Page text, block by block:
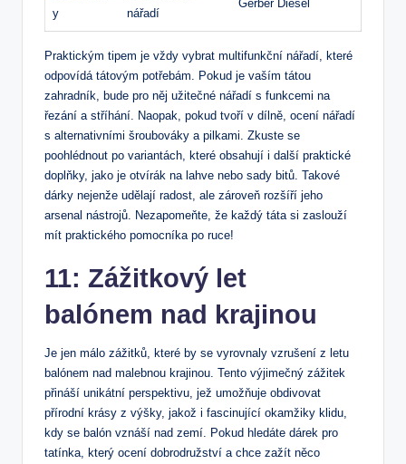
y
nářadí
Gerber‌ Diesel
Praktickým tipem⁢ je vždy vybrat multifunkční nářadí, ‍které
odpovídá tátovým potřebám. Pokud je vaším⁢ tátou
zahradník, bude pro něj užitečné nářadí s‌ funkcemi na
řezání a stříhání. Naopak, ​pokud ‍tvoří v⁣ dílně, ocení nářadí
s‍ alternativními⁣ šroubováky a pilkami. ‍Zkuste se
poohlédnout po‍ variantách, které obsahují i⁣ další‌ praktické‍
doplňky, jako je otvírák na lahve ⁤nebo sady bitů. Takové
dárky nejenže⁣ udělají radost, ⁤ale zároveň rozšíří ⁤jeho
arsenal ⁢nástrojů. Nezapomeňte,‍ že ‌každý‌ táta si zaslouží ​
mít ‍praktického pomocníka po ruce!
11:⁢ Zážitkový let
balónem ​nad krajinou
Je ⁢jen málo zážitků, které ‌by se vyrovnaly⁤ vzrušení z letu⁣
balónem nad ⁢malebnou krajinou. Tento výjimečný ⁣zážitek
přináší unikátní perspektivu, jež umožňuje obdivovat
přírodní krásy z ⁣výšky, jakož i fascinující‍ okamžiky‌ klidu,
kdy ​se balón vznáší ​nad zemí. Pokud ⁤hledáte⁢ dárek pro ​
tatínka, který ocení⁣ dobrodružství a chce zažít něco